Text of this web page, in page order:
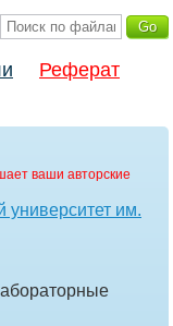
Реферат
ваши авторские
университет им.